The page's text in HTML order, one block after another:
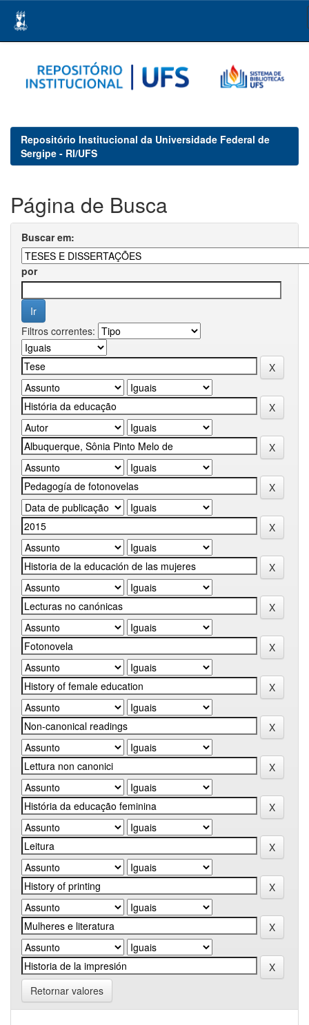
navigation
Repositório Institucional da Universidade Federal de
Sergipe - RI/UFS
Página de Busca
Buscar em:
por
Filtros correntes:
Retornar valores